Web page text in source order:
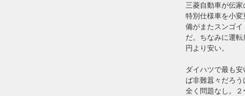
三菱自動車が伝
特別仕様車を小
備がまたスンゴ
だ。ちなみに運
円より安い。
ダイハツで最も
ば非難囂々だろ
全く問題なし。